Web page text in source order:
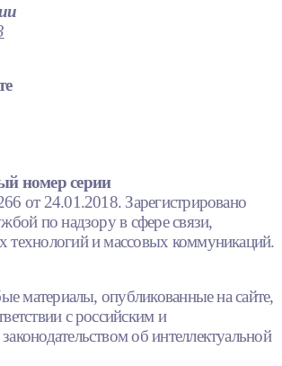
номер серии
от 24.01.2018. Зарегистрировано
по надзору в сфере связи,
и массовых коммуникаций.
материалы, опубликованные на сайте,
с российским и
об интеллектуальной